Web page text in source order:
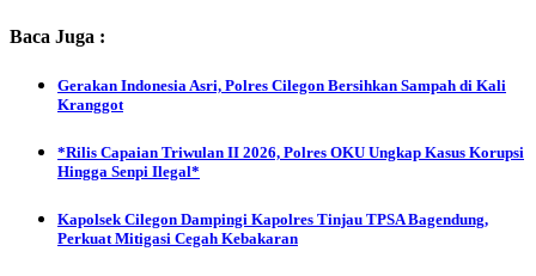
Baca Juga :
Gerakan Indonesia Asri, Polres Cilegon Bersihkan Sampah di Kali
Kranggot
*Rilis Capaian Triwulan II 2026, Polres OKU Ungkap Kasus Korupsi
Hingga Senpi Ilegal*
Kapolsek Cilegon Dampingi Kapolres Tinjau TPSA Bagendung,
Perkuat Mitigasi Cegah Kebakaran